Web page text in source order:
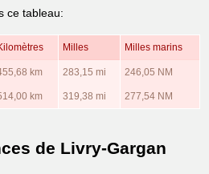
ce tableau:
Milles Milles marins
km 283,15 mi 246,05 NM
km 319,38 mi 277,54 NM
de Livry-Gargan